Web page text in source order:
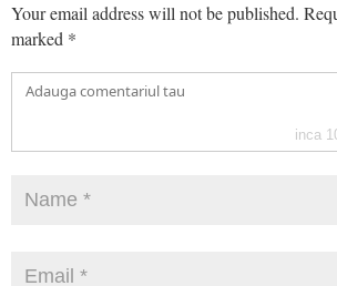
Your email address will not be published.
marked *
inca